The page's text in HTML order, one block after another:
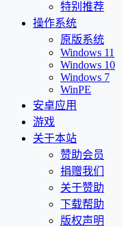
特别推荐
操作系统
原版系统
Windows 11
Windows 10
Windows 7
WinPE
安卓应用
游戏
关于本站
赞助会员
捐赠我们
关于赞助
下载帮助
版权声明